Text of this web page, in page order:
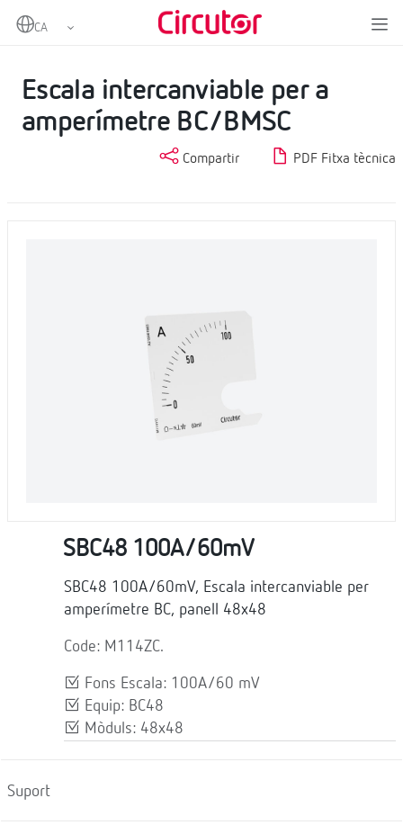
Home Instrumentació analògica
Escala intercanviable per a
amperímetre BC/BMSC
Compartir PDF Fitxa tècnica
SBC48 100A/60mV
SBC48 100A/60mV, Escala intercanviable per
amperímetre BC, panell 48x48
Code: M114ZC.
Fons Escala: 100A/60 mV
Equip: BC48
Mòduls: 48x48
Suport